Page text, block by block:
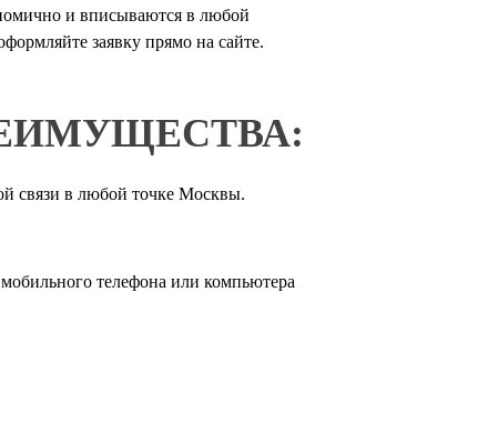
и вписываются в любой
заявку прямо на сайте.
связи в любой точке Москвы.
телефона или компьютера